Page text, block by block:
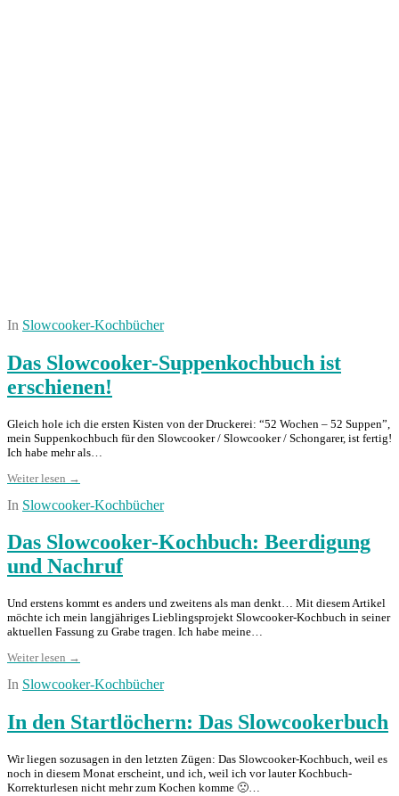
In Slowcooker-Kochbücher
Das Slowcooker-Suppenkochbuch ist
erschienen!
Gleich hole ich die ersten Kisten von der Druckerei: “52 Wochen – 52 Suppen”,
mein Suppenkochbuch für den Slowcooker / Slowcooker / Schongarer, ist fertig!
Ich habe mehr als…
Weiter lesen →
In Slowcooker-Kochbücher
Das Slowcooker-Kochbuch: Beerdigung
und Nachruf
Und erstens kommt es anders und zweitens als man denkt… Mit diesem Artikel
möchte ich mein langjähriges Lieblingsprojekt Slowcooker-Kochbuch in seiner
aktuellen Fassung zu Grabe tragen. Ich habe meine…
Weiter lesen →
In Slowcooker-Kochbücher
In den Startlöchern: Das Slowcookerbuch
Wir liegen sozusagen in den letzten Zügen: Das Slowcooker-Kochbuch, weil es
noch in diesem Monat erscheint, und ich, weil ich vor lauter Kochbuch-
Korrekturlesen nicht mehr zum Kochen komme 🙁…